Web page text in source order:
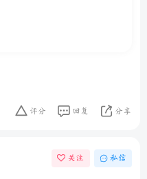
评分 回复 分享
关注 私信